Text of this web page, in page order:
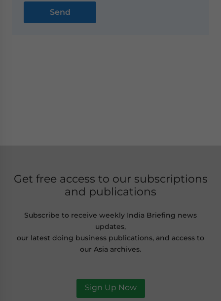
Get free access to our subscriptions
and publications
Subscribe to receive weekly India Briefing news
updates,
our latest doing business publications, and access to
our Asia archives.
Sign Up Now